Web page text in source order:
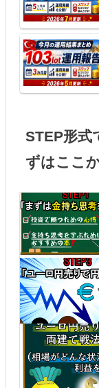
STEP形式
ずはここ